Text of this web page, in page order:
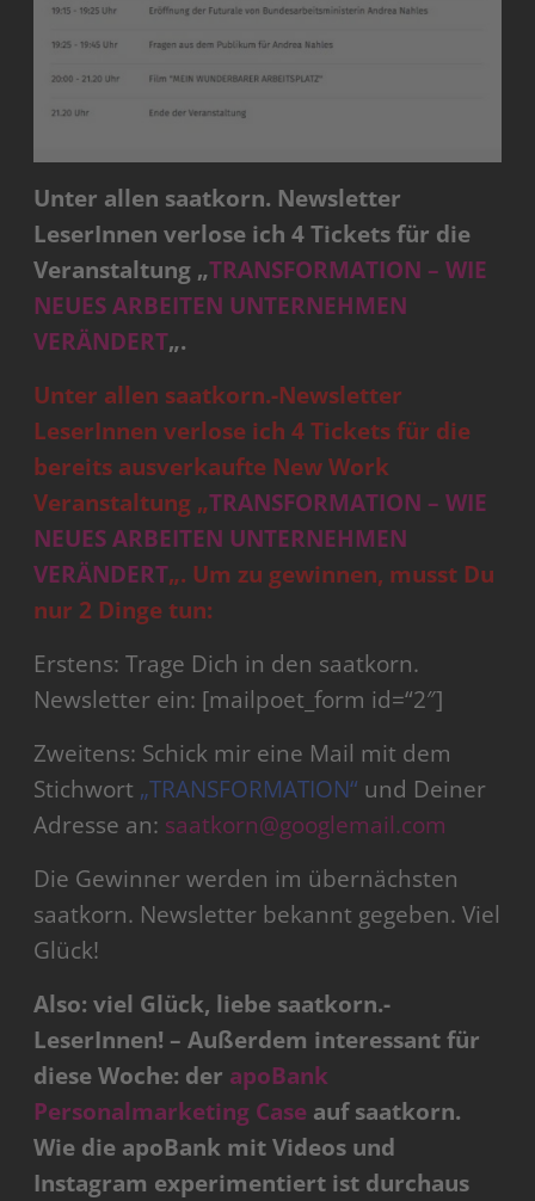
Unter allen saatkorn. Newsletter
LeserInnen verlose ich 4 Tickets für die
Veranstaltung „TRANSFORMATION – WIE
NEUES ARBEITEN UNTERNEHMEN
VERÄNDERT„.
Unter allen saatkorn.-Newsletter
LeserInnen verlose ich 4 Tickets für die
bereits ausverkaufte New Work
Veranstaltung „TRANSFORMATION – WIE
NEUES ARBEITEN UNTERNEHMEN
VERÄNDERT„. Um zu gewinnen, musst Du
nur 2 Dinge tun:
Erstens: Trage Dich in den saatkorn.
Newsletter ein: [mailpoet_form id=“2″]
Zweitens: Schick mir eine Mail mit dem
Stichwort „TRANSFORMATION“ und Deiner
Adresse an: saatkorn@googlemail.com
Die Gewinner werden im übernächsten
saatkorn. Newsletter bekannt gegeben. Viel
Glück!
Also: viel Glück, liebe saatkorn.-
LeserInnen! – Außerdem interessant für
diese Woche: der apoBank
Personalmarketing Case auf saatkorn.
Wie die apoBank mit Videos und
Instagram experimentiert ist durchaus